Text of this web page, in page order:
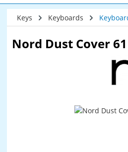
Keys Keyboards
Nord Dust Cover 61
Bildergalerie überspringen